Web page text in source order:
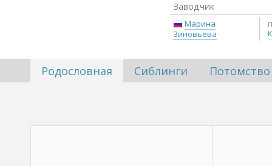
Заводчик
Марина
Зиновьева
Родословная Сиблинги Потомство